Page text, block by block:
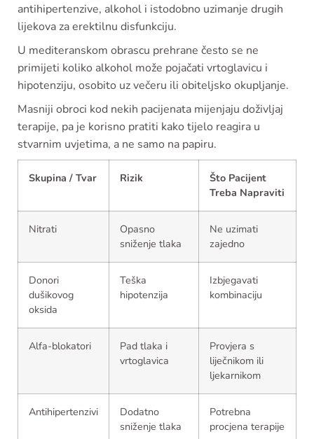
antihipertenzive, alkohol i istodobno uzimanje drugih
lijekova za erektilnu disfunkciju.
U mediteranskom obrascu prehrane često se ne
primijeti koliko alkohol može pojačati vrtoglavicu i
hipotenziju, osobito uz večeru ili obiteljsko okupljanje.
Masniji obroci kod nekih pacijenata mijenjaju doživljaj
terapije, pa je korisno pratiti kako tijelo reagira u
stvarnim uvjetima, a ne samo na papiru.
Skupina / Tvar Rizik
Što Pacijent
Treba Napraviti
Nitrati
Opasno
sniženje tlaka
Ne uzimati
zajedno
Donori
dušikovog
oksida
Teška
hipotenzija
Izbjegavati
kombinaciju
Alfa-blokatori
Pad tlaka i
vrtoglavica
Provjera s
liječnikom ili
ljekarnikom
Antihipertenzivi
Dodatno
sniženje tlaka
Potrebna
procjena terapije